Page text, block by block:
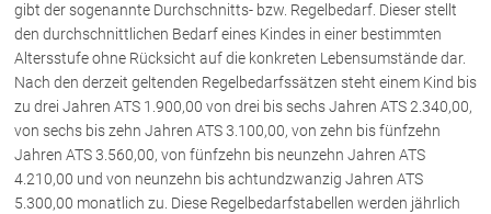
gibt der sogenannte Durchschnitts- bzw. Regelbedarf. Dieser stellt
den durchschnittlichen Bedarf eines Kindes in einer bestimmten
Altersstufe ohne Rücksicht auf die konkreten Lebensumstände dar.
Nach den derzeit geltenden Regelbedarfssätzen steht einem Kind bis
zu drei Jahren ATS 1.900,00 von drei bis sechs Jahren ATS 2.340,00,
von sechs bis zehn Jahren ATS 3.100,00, von zehn bis fünfzehn
Jahren ATS 3.560,00, von fünfzehn bis neunzehn Jahren ATS
4.210,00 und von neunzehn bis achtundzwanzig Jahren ATS
5.300,00 monatlich zu. Diese Regelbedarfstabellen werden jährlich